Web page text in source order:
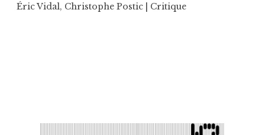
Éric Vidal, Christophe Postic | Critique